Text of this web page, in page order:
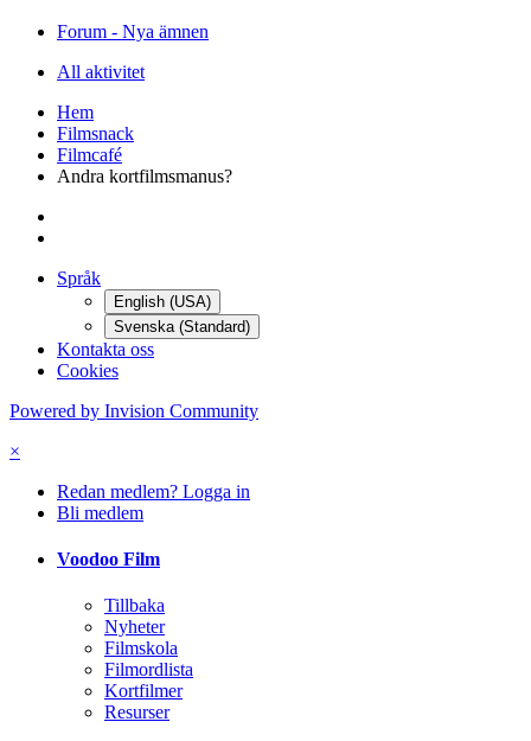
Forum - Nya ämnen
All aktivitet
Hem
Filmsnack
Filmcafé
Andra kortfilmsmanus?
Språk
English (USA)
Svenska (Standard)
Kontakta oss
Cookies
Powered by Invision Community
×
Redan medlem? Logga in
Bli medlem
Voodoo Film
Tillbaka
Nyheter
Filmskola
Filmordlista
Kortfilmer
Resurser